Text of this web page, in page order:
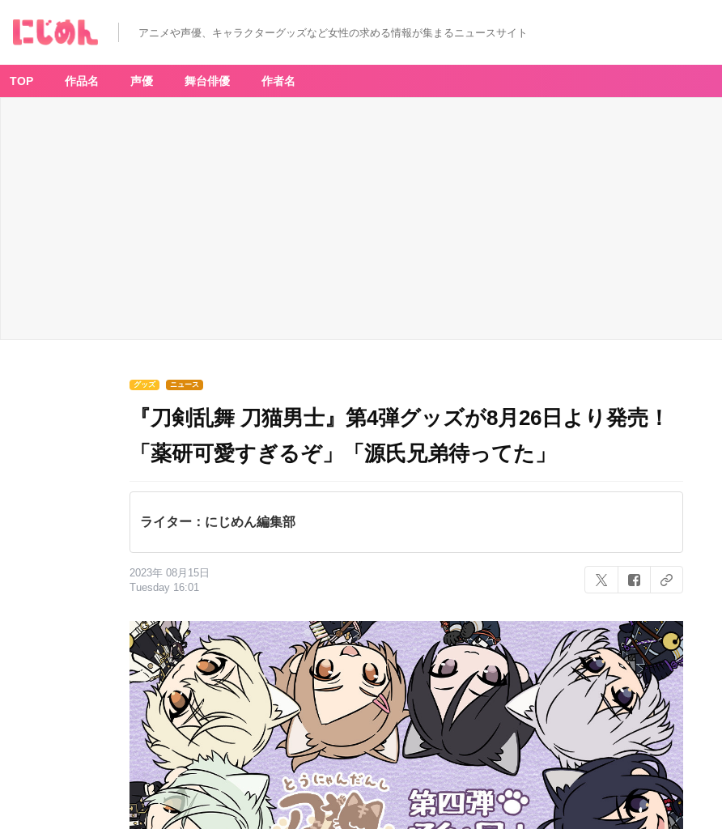
アニメや声優、キャラクターグッズなど女性の求める情報が集まるニュースサイト
TOP 作品名 声優 舞台俳優 作者名
グッズ ニュース
『刀剣乱舞 刀猫男士』第4弾グッズが8月26日より発売！
「薬研可愛すぎるぞ」「源氏兄弟待ってた」
ライター：にじめん編集部
2023年 08月15日
Tuesday 16:01